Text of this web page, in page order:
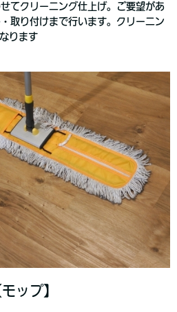
てクリーニング仕上げ。ご要望があ
取り付けまで行います。クリーニン
ります
モップ】